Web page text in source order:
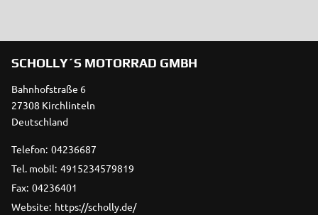
SCHOLLY´S MOTORRAD GMBH
Bahnhofstraße 6
27308 Kirchlinteln
Deutschland
Telefon: 04236687
Tel. mobil: 4915234579819
Fax: 04236401
Website: https://scholly.de/